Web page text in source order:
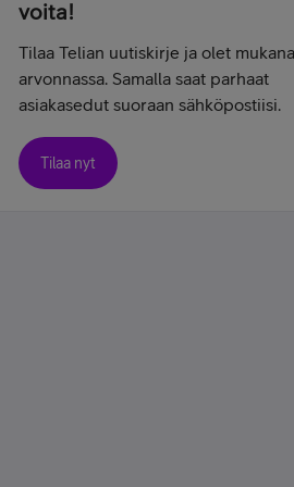
voita!
Tilaa Telian uutiskirje ja olet mukana
arvonnassa. Samalla saat parhaat
asiakasedut suoraan sähköpostiisi.
Tilaa nyt